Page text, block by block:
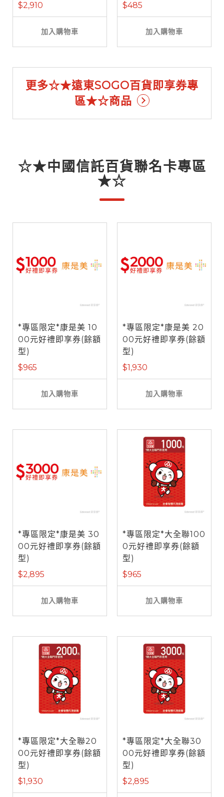
$2,910
加入購物車
$485
加入購物車
更多☆★遠東SOGO百貨即享券專
區★☆商品
☆★中國信託百貨聯名卡專區
★☆
*專區限定*康是美 10
00元好禮即享券(餘額
型)
$965
加入購物車
*專區限定*康是美 20
00元好禮即享券(餘額
型)
$1,930
加入購物車
*專區限定*康是美 30
00元好禮即享券(餘額
型)
$2,895
加入購物車
*專區限定*大全聯100
0元好禮即享券(餘額
型)
$965
加入購物車
*專區限定*大全聯20
00元好禮即享券(餘額
型)
$1,930
*專區限定*大全聯30
00元好禮即享券(餘額
型)
$2,895